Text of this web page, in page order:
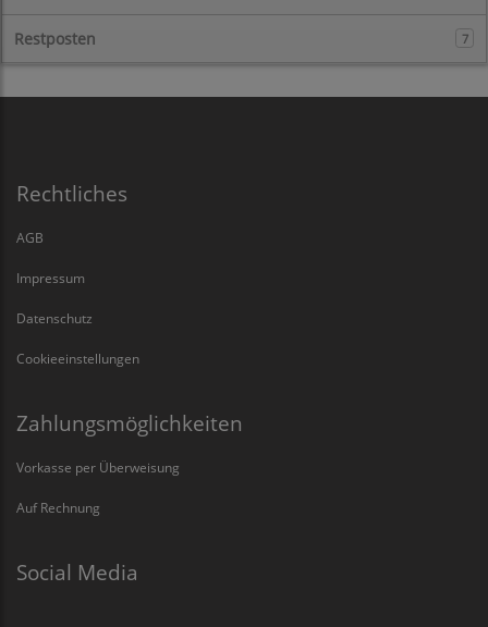
Restposten 7
Rechtliches
AGB
Impressum
Datenschutz
Cookieeinstellungen
Zahlungsmöglichkeiten
Vorkasse per Überweisung
Auf Rechnung
Social Media